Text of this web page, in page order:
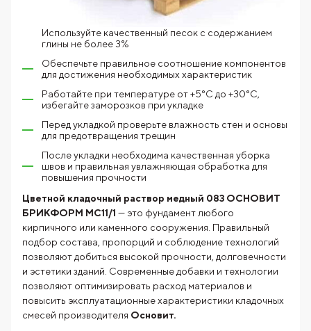
Используйте качественный песок с содержанием
глины не более 3%
Обеспечьте правильное соотношение компонентов
для достижения необходимых характеристик
Работайте при температуре от +5°C до +30°C,
избегайте заморозков при укладке
Перед укладкой проверьте влажность стен и основы
для предотвращения трещин
После укладки необходима качественная уборка
швов и правильная увлажняющая обработка для
повышения прочности
Цветной кладочный раствор медный 083 ОСНОВИТ
БРИКФОРМ МС11/1 — это фундамент любого
кирпичного или каменного сооружения. Правильный
подбор состава, пропорций и соблюдение технологий
позволяют добиться высокой прочности, долговечности
и эстетики зданий. Современные добавки и технологии
позволяют оптимизировать расход материалов и
повысить эксплуатационные характеристики кладочных
смесей производителя Основит.